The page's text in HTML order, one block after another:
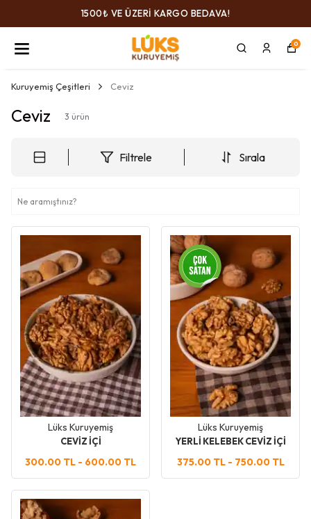
1500₺ VE ÜZERİ KARGO BEDAVA!
0
Kuruyemiş Çeşitleri Ceviz
Ceviz 3 ürün
Filtrele Sırala
Lüks Kuruyemiş
CEVİZ İÇİ
300.00 TL - 600.00 TL
Lüks Kuruyemiş
YERLİ KELEBEK CEVİZ İÇİ
375.00 TL- 750.00 TL